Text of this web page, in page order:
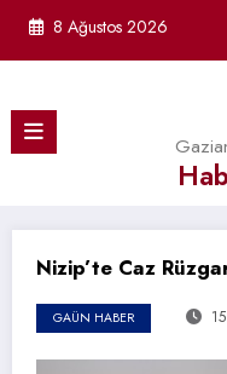
8 Ağustos 2026
Nizip’te Caz
GAÜN HABER